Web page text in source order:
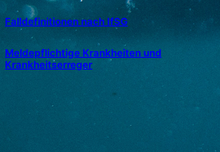
Falldefinitionen nach IfSG
Meldepflichtige Krankheiten und
Krankheitserreger